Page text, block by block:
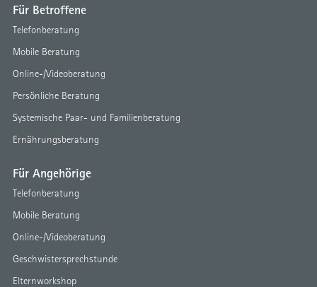
Für Betroffene
Telefonberatung
Mobile Beratung
Online-/Videoberatung
Persönliche Beratung
Systemische Paar- und Familienberatung
Ernährungsberatung
Für Angehörige
Telefonberatung
Mobile Beratung
Online-/Videoberatung
Geschwistersprechstunde
Elternworkshop